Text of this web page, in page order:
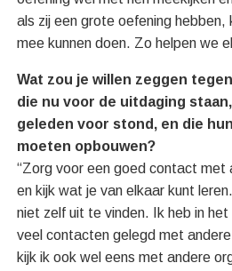
als zij een grote oefening hebben,
mee kunnen doen. Zo helpen we
Wat zou je willen zeggen
die nu voor de uitdaging
geleden voor stond, en die
moeten opbouwen?
“Zorg voor een goed contact met
en kijk wat je van elkaar kunt
niet zelf uit te vinden. Ik heb in het
veel contacten gelegd met
kijk ik ook wel eens met andere